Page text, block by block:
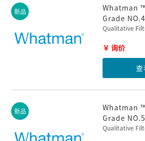
新品
Whatman
Grade NO.4
Qualitative
￥ 询价
新品
Whatman
Grade NO.5
Qualitative